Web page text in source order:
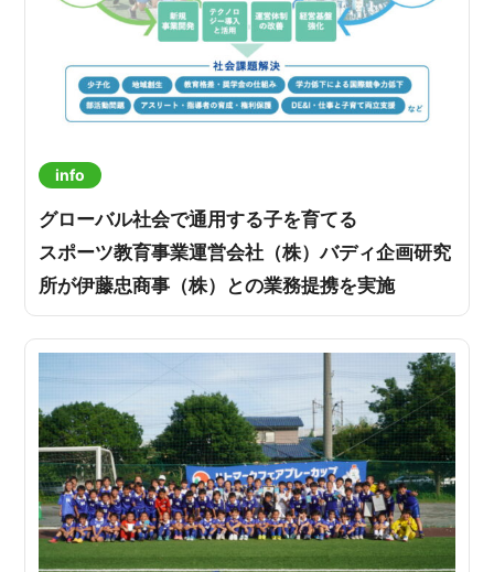
info
グローバル社会で通用する子を育てる
スポーツ教育事業運営会社（株）バディ企画研究
所が伊藤忠商事（株）との業務提携を実施